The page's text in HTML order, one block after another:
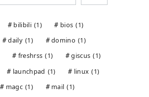
bilibili (1) bios (1)
daily (1) domino (1)
freshrss (1) giscus (1)
launchpad (1) linux (1)
magc (1) mail (1)